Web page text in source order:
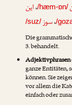
/hæm-ɒn/،این
/،سوز/suz/
Die
3. behandelt.
Adjektivphrasen
ganze Entitäten,
können. Sie
vor allem die
einfach oder